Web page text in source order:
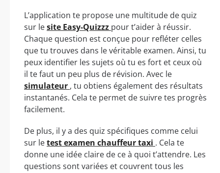
L’application te propose une multitude de quiz
sur lesite Easy-Quizzz pour t’aider à réussir.
Chaque question est conçue pour refléter celles
que tu trouves dans le véritable examen. Ainsi, tu
peux identifier les sujets où tu es fort et ceux où
il te faut un peu plus de révision. Avec le
simulateur , tu obtiens également des résultats
instantanés. Cela te permet de suivre tes progrès
facilement.
De plus, il y a des quiz spécifiques comme celui
sur letest examen chauffeur taxi . Cela te
donne une idée claire de ce à quoi t’attendre. Les
questions sont variées et couvrent tous les